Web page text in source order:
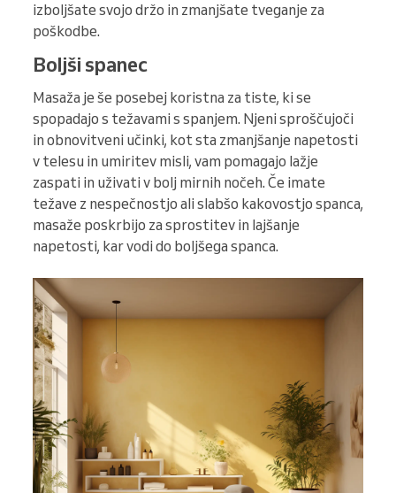
izboljšate svojo držo in zmanjšate tveganje za
poškodbe.
Boljši spanec
Masaža je še posebej koristna za tiste, ki se
spopadajo s težavami s spanjem. Njeni sproščujoči
in obnovitveni učinki, kot sta zmanjšanje napetosti
v telesu in umiritev misli, vam pomagajo lažje
zaspati in uživati v bolj mirnih nočeh. Če imate
težave z nespečnostjo ali slabšo kakovostjo spanca,
masaže poskrbijo za sprostitev in lajšanje
napetosti, kar vodi do boljšega spanca.